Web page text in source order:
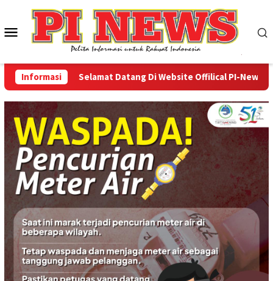
konten
Menu
Mobile
InformasiSelamat Datang Di Website Offilical PI-News